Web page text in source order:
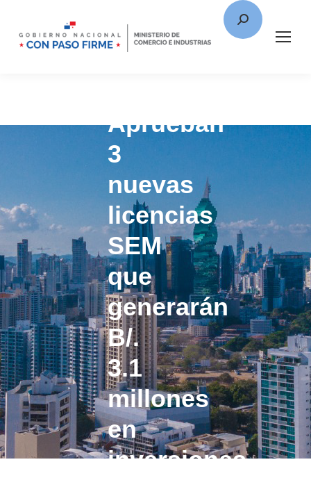
Aprueban
3
nuevas
licencias
SEM
que
generarán
B/.
3.1
millones
en
inversiones